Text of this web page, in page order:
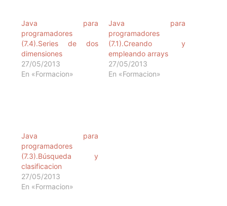
dimensiones
27/05/2013
En «Formacion»
(7.1).Creando y
empleando arrays
27/05/2013
En «Formacion»
clasificacion
27/05/2013
En «Formacion»